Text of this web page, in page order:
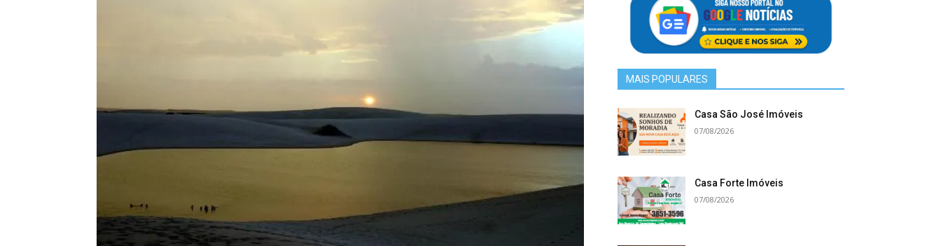
MAIS POPULARES
Casa São José Imóveis
07/08/2026
Casa Forte Imóveis
07/08/2026